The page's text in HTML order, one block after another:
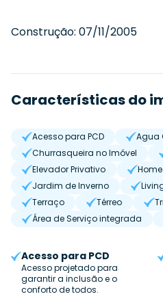
Construção: 07/11/2005
Características do
Acesso para PCD
Agua
Churrasqueira no Imóvel
Elevador Privativo
Jardim de Inverno
Terraço
Térreo
Área de Serviço integrada
Acesso para PCD
Acesso projetado para
garantir a inclusão e o
conforto de todos.